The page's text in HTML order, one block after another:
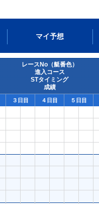
マイ予想
レースNo（艇番色）
進入コース
STタイミング
成績
３日目 ４日目 ５日目